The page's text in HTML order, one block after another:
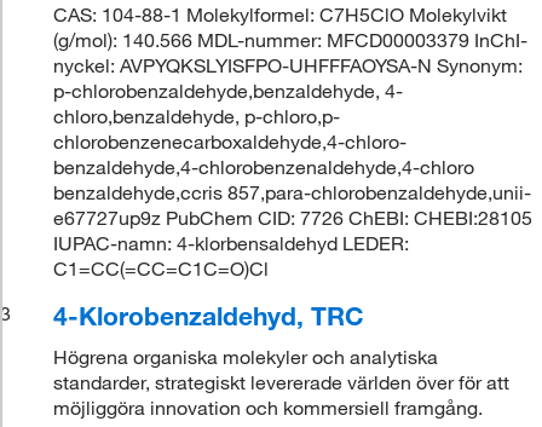
CAS: 104-88-1 Molekylformel: C7H5ClO Molekylvikt
(g/mol): 140.566 MDL-nummer: MFCD00003379 InChI-
nyckel: AVPYQKSLYISFPO-UHFFFAOYSA-N Synonym:
p-chlorobenzaldehyde,benzaldehyde, 4-
chloro,benzaldehyde, p-chloro,p-
chlorobenzenecarboxaldehyde,4-chloro-
benzaldehyde,4-chlorobenzenaldehyde,4-chloro
benzaldehyde,ccris 857,para-chlorobenzaldehyde,unii-
e67727up9z PubChem CID: 7726 ChEBI: CHEBI:28105
IUPAC-namn: 4-klorbensaldehyd LEDER:
C1=CC(=CC=C1C=O)Cl
3
4-Klorobenzaldehyd, TRC
Högrena organiska molekyler och analytiska
standarder, strategiskt levererade världen över för att
möjliggöra innovation och kommersiell framgång.